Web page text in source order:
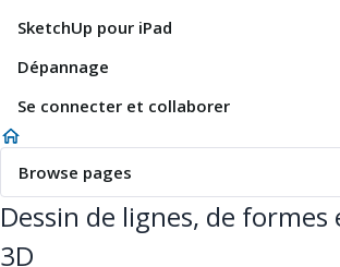
SketchUp pour iPad
Dépannage
Se connecter et collaborer
Browse pages
Dessin de lignes, de formes
3D